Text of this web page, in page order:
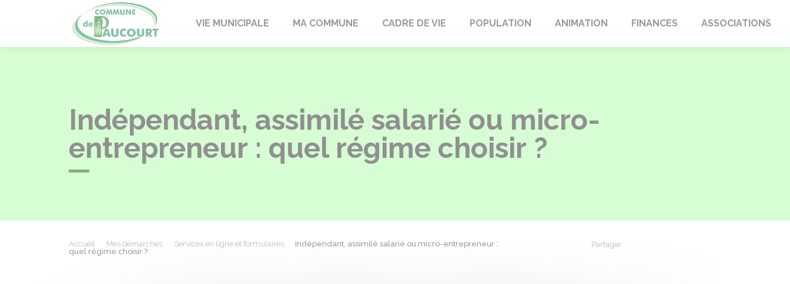
PaucourtVIE MUNICIPALE MA COMMUNE CADRE DE VIE POPULATION ANIMATION FINANCES ASSOCIATIONS
Indépendant, assimilé salarié ou micro-
entrepreneur : quel régime choisir ?
Accueil Mes démarches Services en ligne et formulaires
Indépendant, assimilé salarié ou micro-entrepreneur :
quel régime choisir ?
Partager